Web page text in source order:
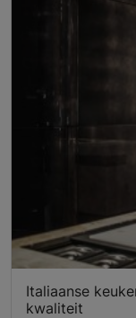
Italiaanse
kwaliteit